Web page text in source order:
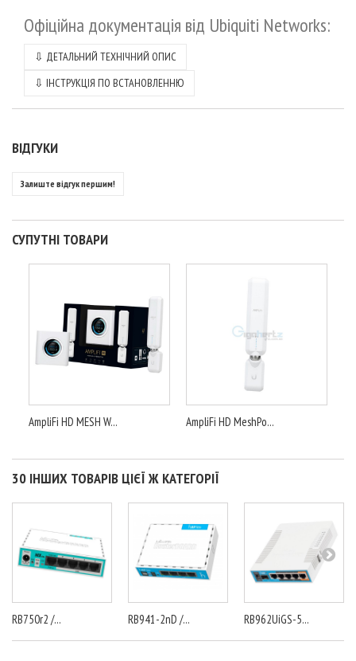
Офіційна документація від Ubiquiti Networks:
⇩ ДЕТАЛЬНИЙ ТЕХНІЧНИЙ ОПИС
⇩ ІНСТРУКЦІЯ ПО ВСТАНОВЛЕННЮ
ВІДГУКИ
Залиште відгук першим!
СУПУТНІ ТОВАРИ
AmpliFi HD MESH W... AmpliFi HD MeshPo...
30 ІНШИХ ТОВАРІВ ЦІЄЇ Ж КАТЕГОРІЇ
RB750r2 /... RB941-2nD /... RB962UiGS-5...